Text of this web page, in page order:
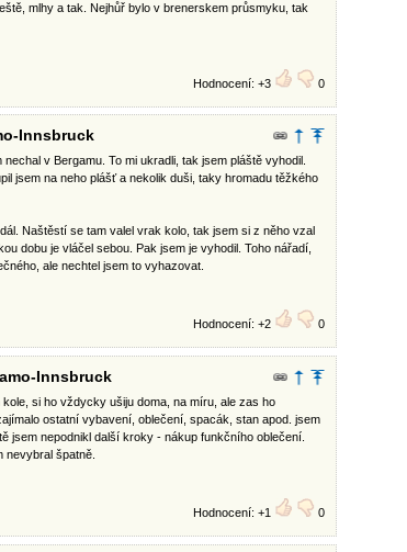
mlhy a tak. Nejhůř bylo v brenerskem průsmyku, tak
Hodnocení: +3 0
Innsbruck
v Bergamu. To mi ukradli, tak jsem pláště vyhodil.
jsem na neho plášť a nekolik duši, taky hromadu těžkého
Naštěstí se tam valel vrak kolo, tak jsem si z něho vzal
dobu je vláčel sebou. Pak jsem je vyhodil. Toho nářadí,
ale nechtel jsem to vyhazovat.
Hodnocení: +2 0
Innsbruck
si ho vždycky ušiju doma, na míru, ale zas ho
ostatní vybavení, oblečení, spacák, stan apod. jsem
jsem nepodnikl další kroky - nákup funkčního oblečení.
nevybral špatně.
Hodnocení: +1 0